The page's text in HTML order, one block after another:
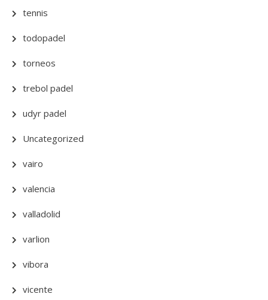
tennis
todopadel
torneos
trebol padel
udyr padel
Uncategorized
vairo
valencia
valladolid
varlion
vibora
vicente